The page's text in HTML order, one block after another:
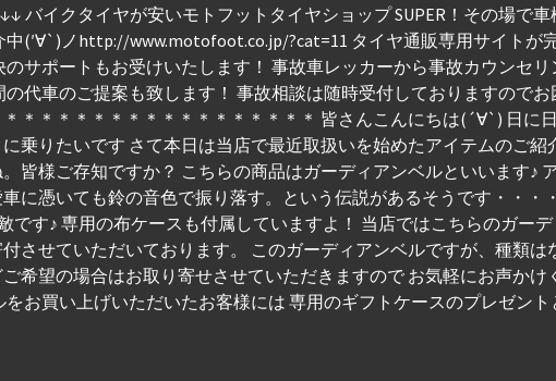
バイクタイヤが安いモトフットタイヤショップ SUPER！その場
中(′∀`)ノhttp://www.motofoot.co.jp/?cat=11 タイヤ通販専用サイト
のサポートもお受けいたします！ 事故車レッカーから事故カウンセ
の代車のご提案も致します！ 事故相談は随時受付しておりますので
＊＊＊＊＊＊＊＊＊＊＊＊＊＊＊＊＊ 皆さんこんにちは(´∀`) 日に
乗りたいです さて本日は当店で最近取扱いを始めたアイテムのご紹
皆様ご存知ですか？ こちらの商品はガーディアンベルといいます♪
に憑いても鈴の音色で振り落す。という伝説があるそうです・・・
です♪ 専用の布ケースも付属していますよ！ 当店ではこちらのガー
させていただいております。 このガーディアンベルですが、種類
希望の場合はお取り寄せさせていただきますので お気軽にお声か
をお買い上げいただいたお客様には 専用のギフトケースのプレゼン